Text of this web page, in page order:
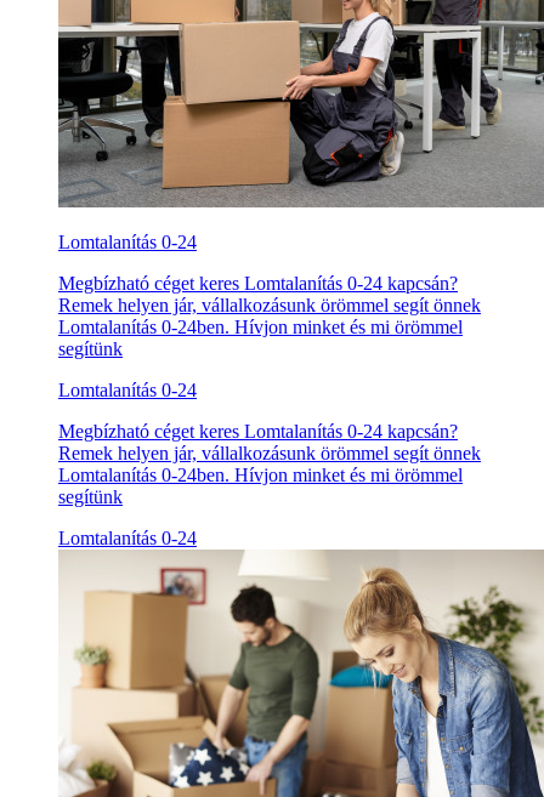
Lomtalanítás 0-24
Megbízható céget keres Lomtalanítás 0-24 kapcsán?
Remek helyen jár, vállalkozásunk örömmel segít önnek
Lomtalanítás 0-24ben. Hívjon minket és mi örömmel
segítünk
Lomtalanítás 0-24
Megbízható céget keres Lomtalanítás 0-24 kapcsán?
Remek helyen jár, vállalkozásunk örömmel segít önnek
Lomtalanítás 0-24ben. Hívjon minket és mi örömmel
segítünk
Lomtalanítás 0-24